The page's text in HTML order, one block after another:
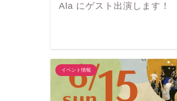
Ala にゲスト出演します！
イベント情報